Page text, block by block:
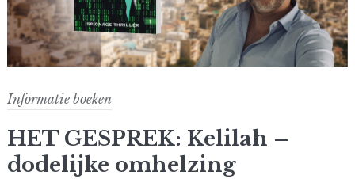
Informatie boeken
HET GESPREK: Kelilah –
dodelijke omhelzing